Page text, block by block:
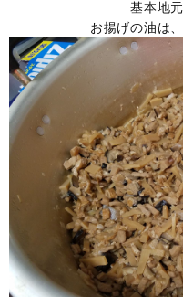
基本地
お揚げの油は